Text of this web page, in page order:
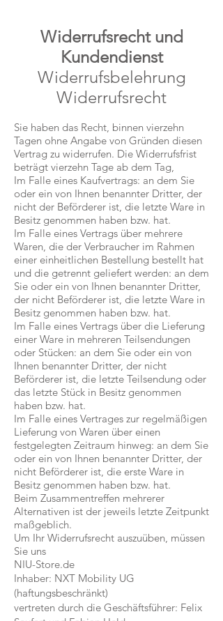
Widerrufsrecht und
Kundendienst
Widerrufsbelehrung
Widerrufsrecht
Sie haben das Recht, binnen vierzehn
Tagen ohne Angabe von Gründen diesen
Vertrag zu widerrufen. Die Widerrufsfrist
beträgt vierzehn Tage ab dem Tag,
Im Falle eines Kaufvertrags: an dem Sie
oder ein von Ihnen benannter Dritter, der
nicht der Beförderer ist, die letzte Ware in
Besitz genommen haben bzw. hat.
Im Falle eines Vertrags über mehrere
Waren, die der Verbraucher im Rahmen
einer einheitlichen Bestellung bestellt hat
und die getrennt geliefert werden: an dem
Sie oder ein von Ihnen benannter Dritter,
der nicht Beförderer ist, die letzte Ware in
Besitz genommen haben bzw. hat.
Im Falle eines Vertrags über die Lieferung
einer Ware in mehreren Teilsendungen
oder Stücken: an dem Sie oder ein von
Ihnen benannter Dritter, der nicht
Beförderer ist, die letzte Teilsendung oder
das letzte Stück in Besitz genommen
haben bzw. hat.
Im Falle eines Vertrages zur regelmäßigen
Lieferung von Waren über einen
festgelegten Zeitraum hinweg: an dem Sie
oder ein von Ihnen benannter Dritter, der
nicht Beförderer ist, die erste Ware in
Besitz genommen haben bzw. hat.
Beim Zusammentreffen mehrerer
Alternativen ist der jeweils letzte Zeitpunkt
maßgeblich.
Um Ihr Widerrufsrecht auszuüben, müssen
Sie uns
NIU-Store.de
Inhaber: NXT Mobility UG
(haftungsbeschränkt)
vertreten durch die Geschäftsführer: Felix